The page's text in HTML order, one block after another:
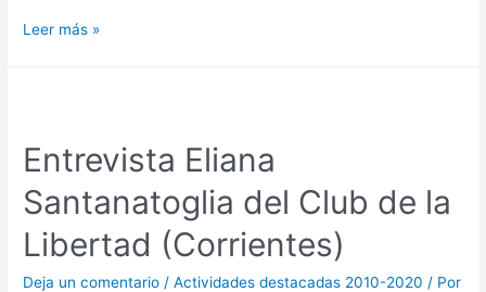
Leer más »
Entrevista Eliana
Santanatoglia del Club de la
Libertad (Corrientes)
Deja un comentario /Actividades destacadas 2010-2020 / Por